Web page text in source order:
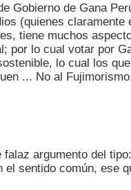
Gobierno de Gana
(quienes
tiene muchos
por lo cual votar por
lo cual los
... No al
argumento del
sentido común, ese